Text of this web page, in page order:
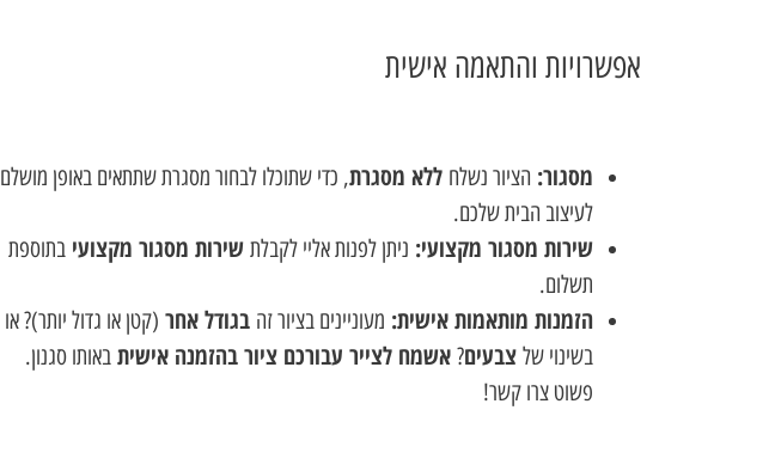
אפשרויות והתאמה אישית
מסגור: הציור נשלח ללא מסגרת, כדי שתוכלו לבחור מסגרת שתתאים באופן מושלם
לעיצוב הבית שלכם.
שירות מסגור מקצועי: ניתן לפנות אליי לקבלת שירות מסגור מקצועי בתוספת
תשלום.
הזמנות מותאמות אישית: מעוניינים בציור זה בגודל אחר (קטן או גדול יותר)? או
בשינוי של צבעים? אשמח לצייר עבורכם ציור בהזמנה אישית באותו סגנון.
פשוט צרו קשר!